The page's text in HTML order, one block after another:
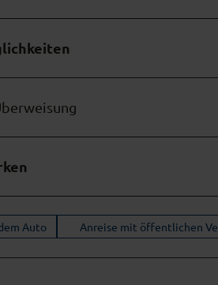
Auto Anreise mit öffentlichen